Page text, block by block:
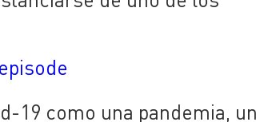
19 como una pandemia, un